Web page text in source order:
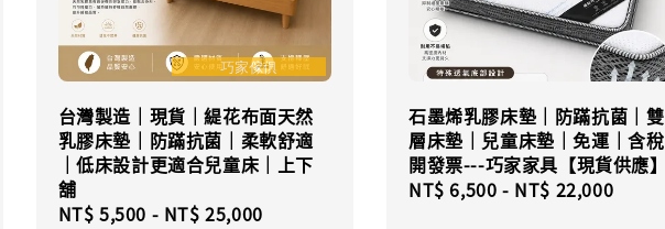
台灣製造｜現貨｜緹花布面天然
乳膠床墊｜防蹣抗菌｜柔軟舒適
｜低床設計更適合兒童床｜上下
舖
Regular
NT$ 5,500 - NT$ 25,000
石墨烯乳膠床墊｜防蹣抗菌｜雙
層床墊｜兒童床墊｜免運｜含稅
開發票---巧家家具【現貨供應】
Regular
NT$ 6,500 - NT$ 22,000